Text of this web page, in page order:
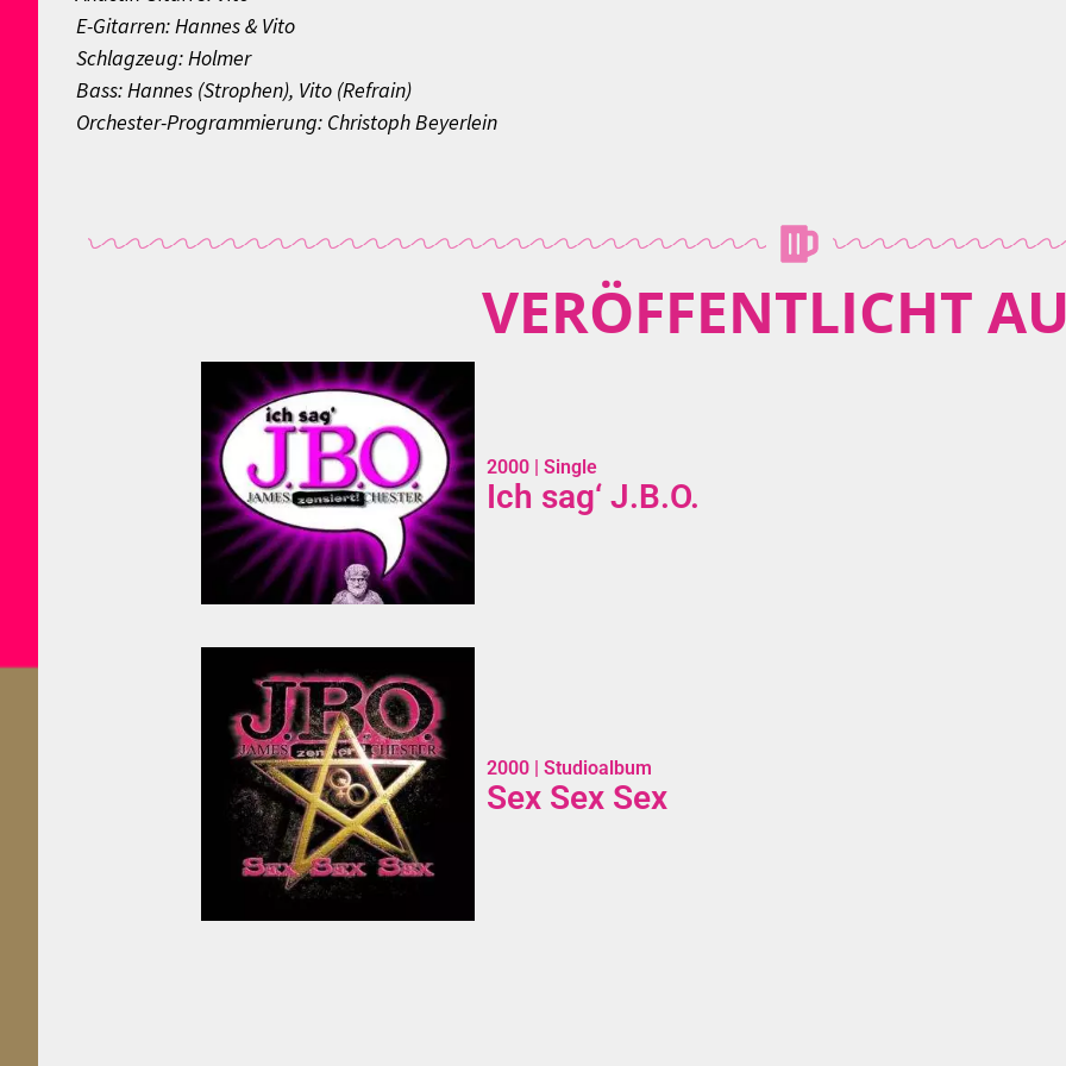
E-Gitarren: Hannes & Vito
Schlagzeug: Holmer
Bass: Hannes (Strophen), Vito (Refrain)
Orchester-Programmierung: Christoph Beyerlein
VERÖFFENTLICHT
2000| Single
Ich sag‘ J.B.O.
2000| Studioalbum
Sex Sex Sex